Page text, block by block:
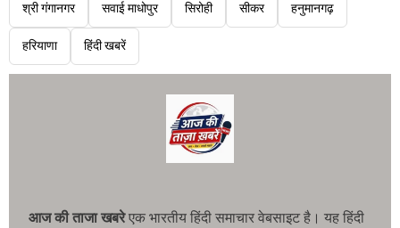
श्री गंगानगर सवाई माधोपुर सिरोही सीकर हनुमानगढ़
हरियाणा हिंदी खबरें
आज की ताजा खबरेएक भारतीय हिंदी समाचार वेबसाइट है। यह हिंदी